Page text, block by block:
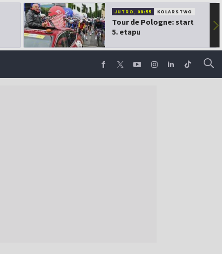
JUTRO, 08:55 KOLARSTWO
Tour de Pologne: start
5. etapu
▶